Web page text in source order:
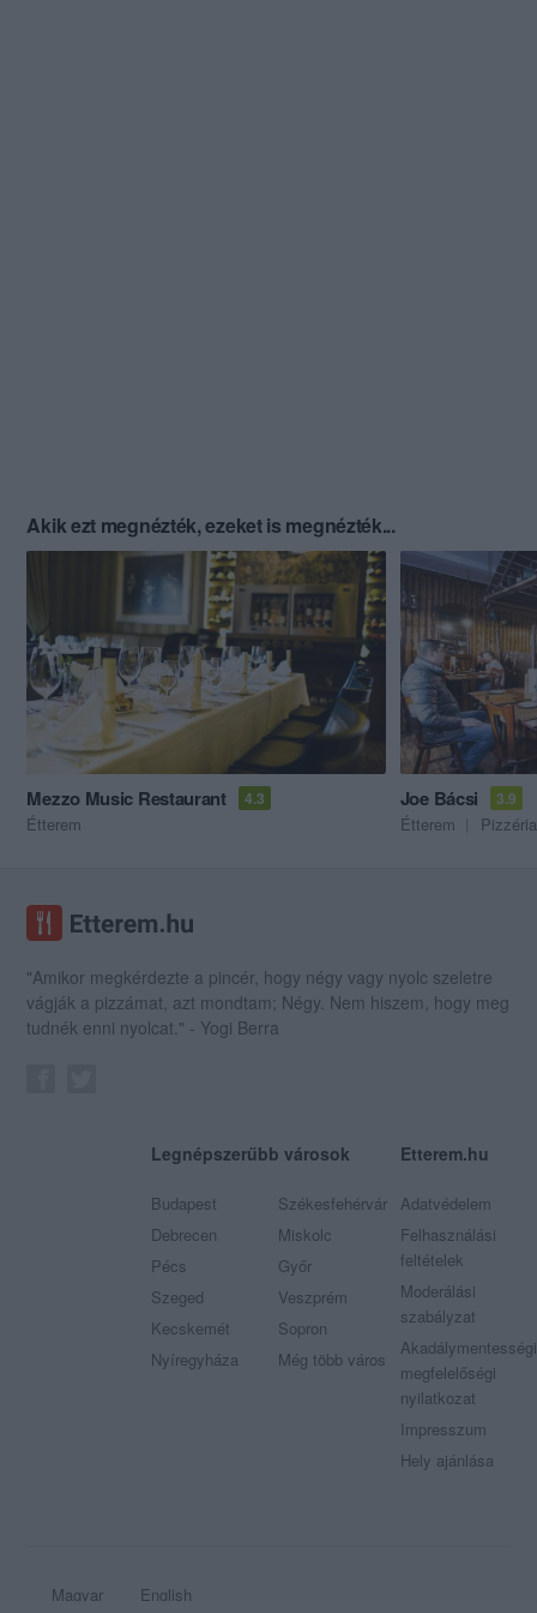
Akik ezt megnézték, ezeket is megnézték...
Mezzo Music Restaurant 4.3
Étterem
Joe Bácsi 3.9
Étterem Pizzéria
"Amikor megkérdezte a pincér, hogy négy vagy nyolc szeletre
vágják a pizzámat, azt mondtam; Négy. Nem hiszem, hogy meg
tudnék enni nyolcat." - Yogi Berra
Legnépszerűbb városok
Budapest
Debrecen
Pécs
Szeged
Kecskemét
Nyíregyháza
Székesfehérvár
Miskolc
Győr
Veszprém
Sopron
Még több város
Etterem.hu
Adatvédelem
Felhasználási
feltételek
Moderálási
szabályzat
Akadálymentességi
megfelelőségi
nyilatkozat
Impresszum
Hely ajánlása
Magyar English